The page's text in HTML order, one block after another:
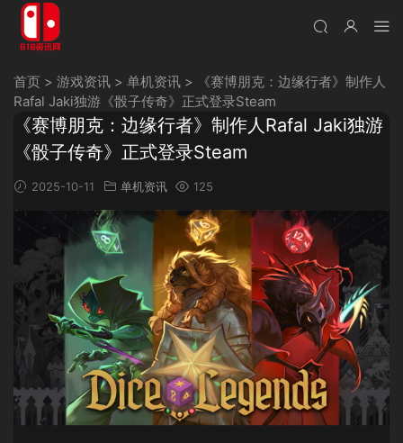
首页 > 游戏资讯 > 单机资讯 >
《赛博朋克：边缘行者》制作人
Rafal Jaki独游《骰子传奇》正式登录Steam
《赛博朋克：边缘行者》制作人Rafal Jaki独游
《骰子传奇》正式登录Steam
2025-10-11 单机资讯 125